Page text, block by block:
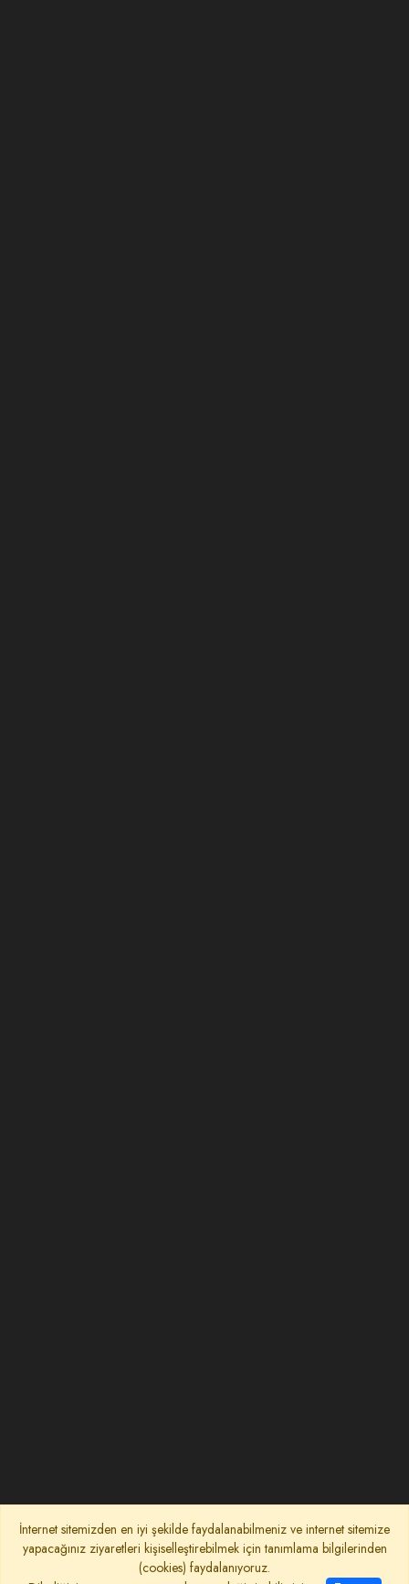
İnternet sitemizden en iyi şekilde faydalanabilmeniz ve internet sitemize
yapacağınız ziyaretleri kişiselleştirebilmek için tanımlama bilgilerinden
(cookies) faydalanıyoruz.